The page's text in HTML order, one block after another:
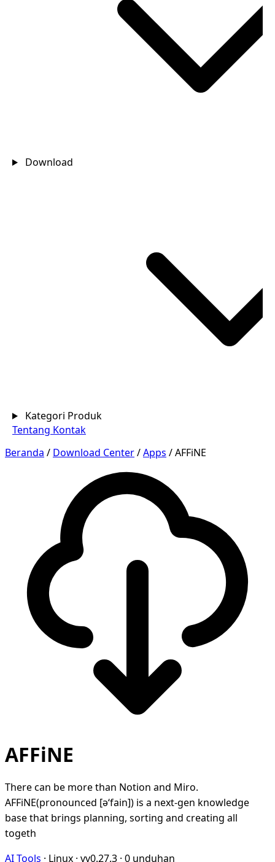
Download
Kategori Produk
Tentang Kontak
Beranda / Download Center/Apps /AFFiNE
AFFiNE
There can be more than Notion and Miro.
AFFiNE(pronounced [ə‘fain]) is a next-gen knowledge
base that brings planning, sorting and creating all
togeth
AI Tools · Linux · vv0.27.3 · 0 unduhan